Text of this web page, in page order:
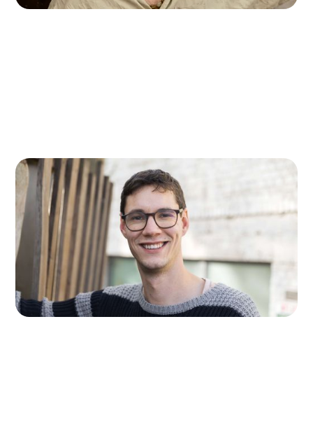
Louis Quartier
Accompagnateur d'antenne de Ixelles et
Molenbeek
louis.quartier@accolage.be
0456 16 14 62